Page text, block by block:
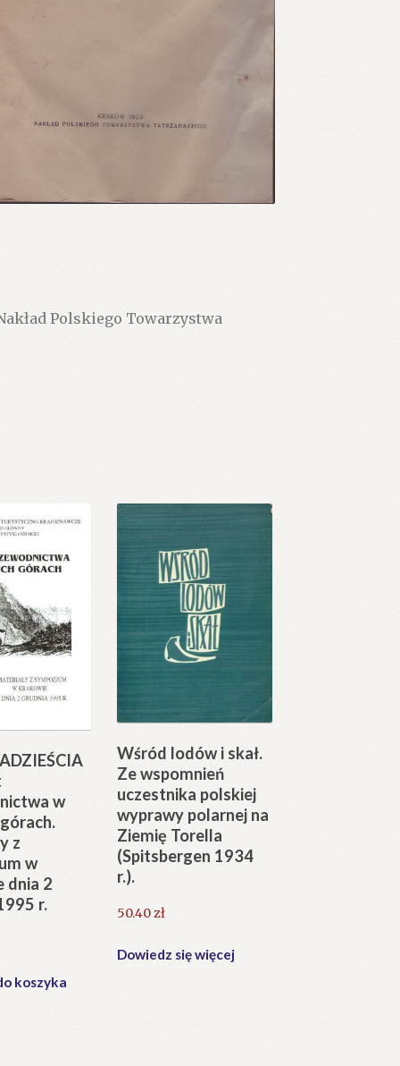
Polskiego Towarzystwa
w
z
w
dnia 2
r.
koszyka
Wśród lodów i skał.
Ze wspomnień
uczestnika polskiej
wyprawy polarnej na
Ziemię Torella
(Spitsbergen 1934
r.).
50.40zł
Dowiedz się więcej